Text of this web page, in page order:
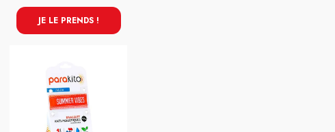
JE LE PRENDS !